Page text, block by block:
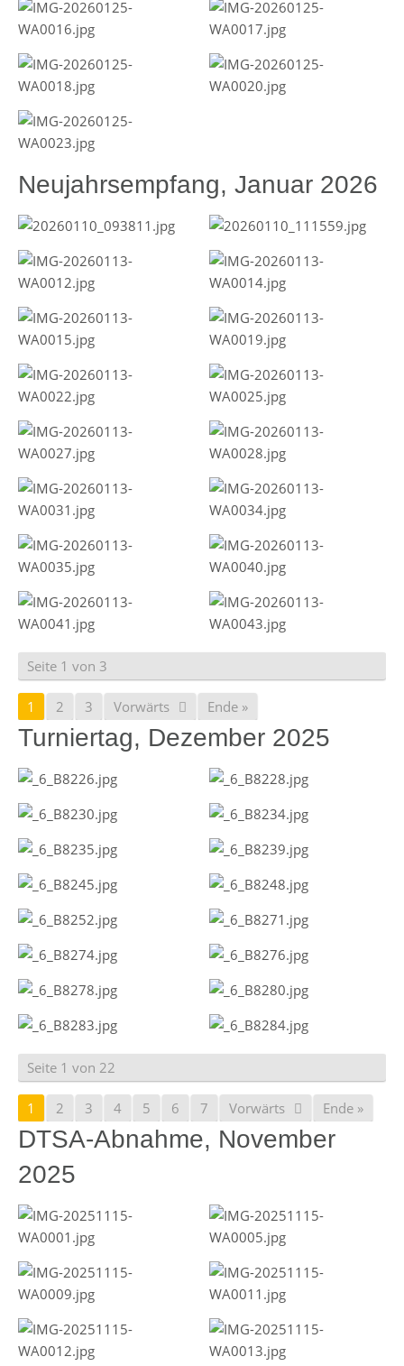
Neujahrsempfang, Januar 2026
Seite 1 von 3
1 2 3 Vorwärts Ende »
Turniertag, Dezember 2025
Seite 1 von 22
1 2 3 4 5 6 7 Vorwärts Ende »
DTSA-Abnahme, November
2025